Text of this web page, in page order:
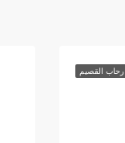
رحاب القصيم